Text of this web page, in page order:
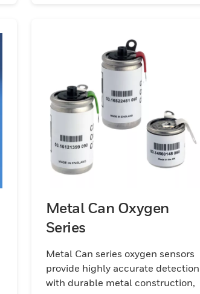
Metal Can Oxygen
Series
Metal Can series oxygen sensors
provide highly accurate detection
with durable metal construction,